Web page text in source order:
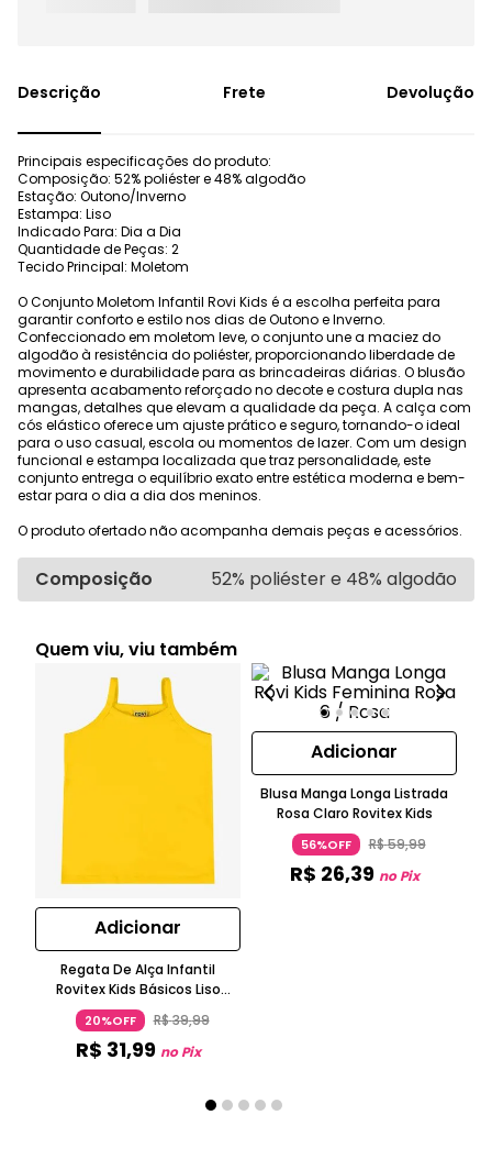
Frete Devolução
Principais especificações do produto:
Composição: 52% poliéster e 48% algodão
Estação: Outono/Inverno
Estampa: Liso
Indicado Para: Dia a Dia
Quantidade de Peças: 2
Tecido Principal: Moletom
O Conjunto Moletom Infantil Rovi Kids é a escolha perfeita para
garantir conforto e estilo nos dias de Outono e Inverno.
Confeccionado em moletom leve, o conjunto une a maciez do
algodão à resistência do poliéster, proporcionando liberdade de
movimento e durabilidade para as brincadeiras diárias. O blusão
apresenta acabamento reforçado no decote e costura dupla nas
mangas, detalhes que elevam a qualidade da peça. A calça com
cós elástico oferece um ajuste prático e seguro, tornando-o ideal
para o uso casual, escola ou momentos de lazer. Com um design
funcional e estampa localizada que traz personalidade, este
conjunto entrega o equilíbrio exato entre estética moderna e bem-
estar para o dia a dia dos meninos.
O produto ofertado não acompanha demais peças e acessórios.
Composição 52% poliéster e 48% algodão
Quem viu, viu também
Adicionar
Regata De Alça Infantil
Rovitex Kids Básicos Liso
Amarelo
20%OFF R$39,99
R$ 31,99 no Pix
Adicionar
Blusa Manga Longa Listrada
Rosa Claro Rovitex Kids
56%OFF R$59,99
R$ 26,39 no Pix